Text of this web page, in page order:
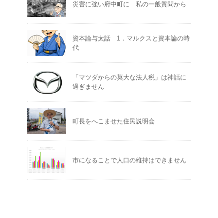
災害に強い府中町に 私の一般質問から
資本論与太話 1．マルクスと資本論の時
代
「マツダからの莫大な法人税」は神話に
過ぎません
町長をへこませた住民説明会
市になることで人口の維持はできません